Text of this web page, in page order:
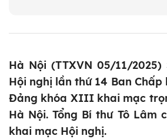
Hà Nội (TTXVN 05/11/2025)
Hội nghị lần thứ 14 Ban Chấp
Đảng khóa XIII khai mạc
Hà Nội. Tổng Bí thư Tô Lâm
khai mạc Hội nghị.